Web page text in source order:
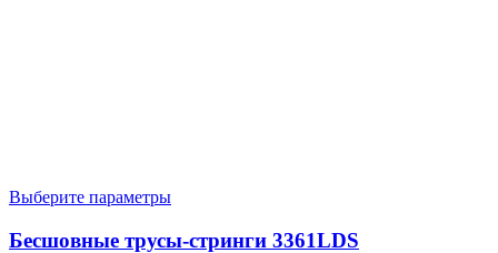
Выберите параметры
Бесшовные трусы-стринги 3361LDS